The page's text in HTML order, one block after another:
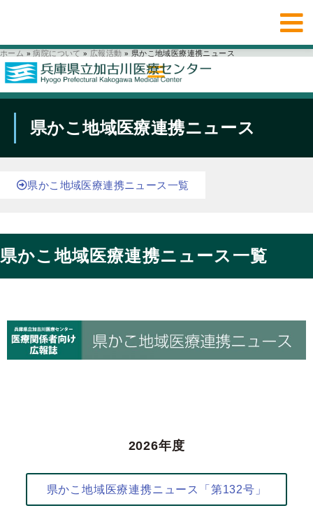
ホーム » 病院について » 広報活動 » 県かこ地域医療連携ニュース
県かこ地域医療連携ニュース
県かこ地域医療連携ニュース一覧
県かこ地域医療連携ニュース一覧
2026年度
県かこ地域医療連携ニュース「第132号」